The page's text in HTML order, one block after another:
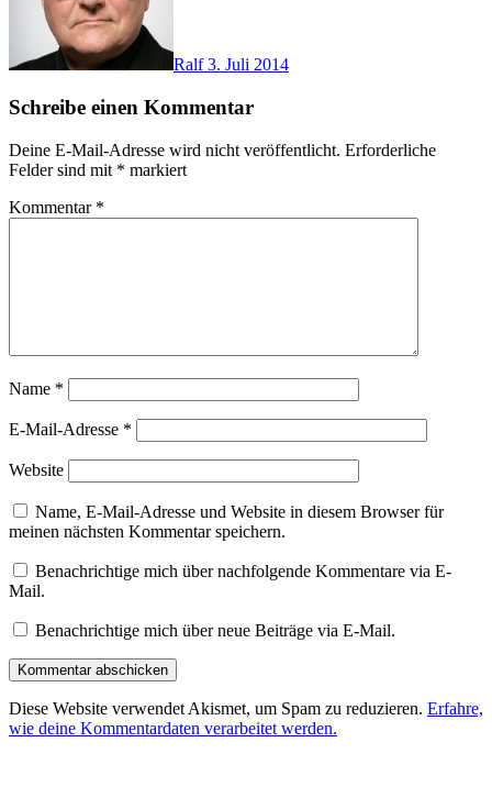
Ralf3. Juli 2014
Schreibe einen Kommentar
Deine E-Mail-Adresse wird nicht veröffentlicht. Erforderliche
Felder sind mit * markiert
Kommentar *
Name *
E-Mail-Adresse *
Website
Name, E-Mail-Adresse und Website in diesem Browser für
meinen nächsten Kommentar speichern.
Benachrichtige mich über nachfolgende Kommentare via E-
Mail.
Benachrichtige mich über neue Beiträge via E-Mail.
Diese Website verwendet Akismet, um Spam zu reduzieren. Erfahre,
wie deine Kommentardaten verarbeitet werden.